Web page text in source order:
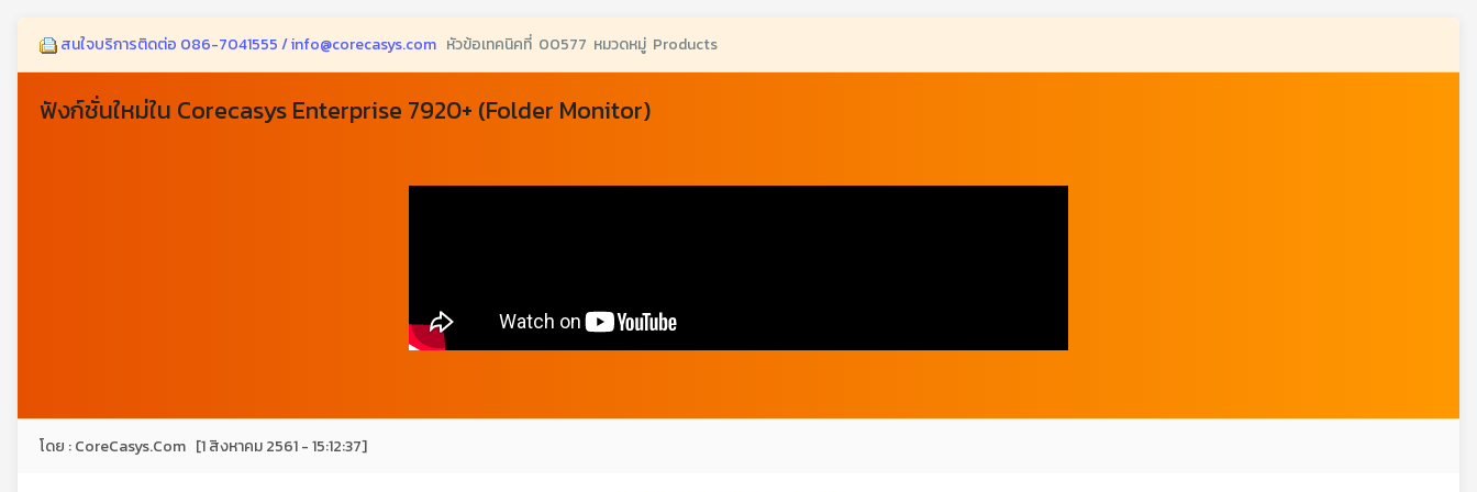
สนใจบริการติดต่อ 086-7041555 / info@corecasys.com หัวข้อเทคนิคที่ 00577 หมวดหมู่ Products
ฟังก์ชั่นใหม่ใน Corecasys Enterprise 7920+ (Folder Monitor)
โดย : CoreCasys.Com [1 สิงหาคม 2561 - 15:12:37]